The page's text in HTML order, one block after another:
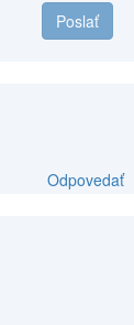
Poslať
Odpovedať